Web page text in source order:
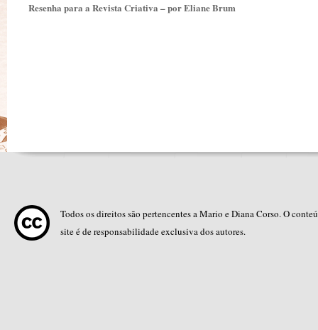
Resenha para a Revista Criativa – por Eliane Brum
Todos os direitos são pertencentes a Mario e Diana Corso. O
site é de responsabilidade exclusiva dos autores.